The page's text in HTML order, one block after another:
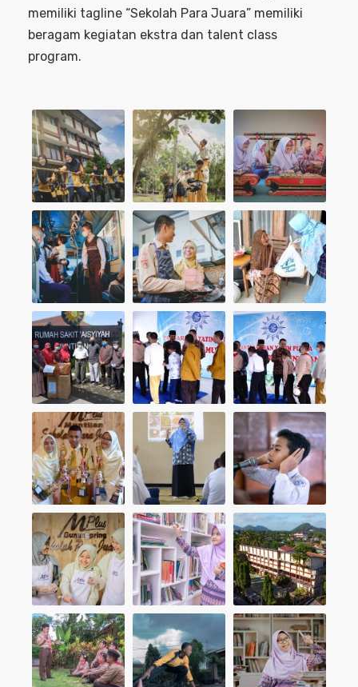
memiliki tagline “Sekolah Para Juara” memiliki
beragam kegiatan ekstra dan talent class
program.